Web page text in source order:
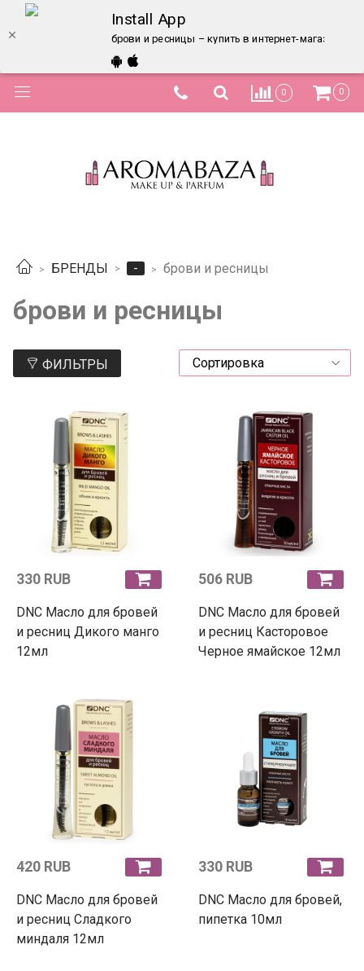
Install App
брови и ресницы – купить в интернет-магазине
0 0
БРЕНДЫ - брови и ресницы
брови и ресницы
ФИЛЬТРЫ
330 RUB
DNC Масло для бровей
и ресниц Дикого манго
12мл
506 RUB
DNC Масло для бровей
и ресниц Касторовое
Черное ямайское 12мл
420 RUB
DNC Масло для бровей
и ресниц Сладкого
миндаля 12мл
330 RUB
DNC Масло для бровей,
пипетка 10мл